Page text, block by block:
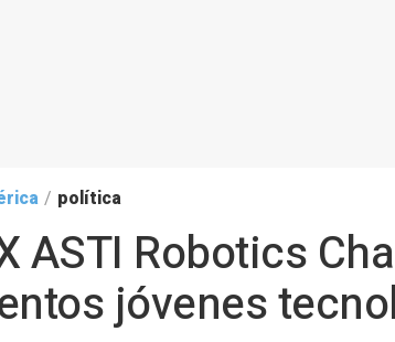
/ política
ASTI Robotics
jóvenes